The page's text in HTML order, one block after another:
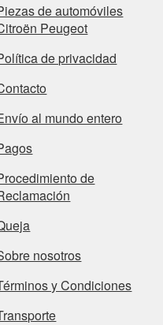
de automóviles
Peugeot
de privacidad
al mundo entero
de
nosotros
y Condiciones